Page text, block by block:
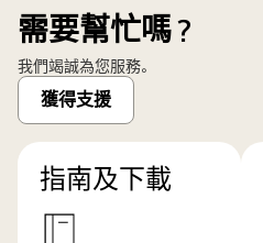
需要幫忙嗎？
我們竭誠為您服務。
獲得支援
指南及下載